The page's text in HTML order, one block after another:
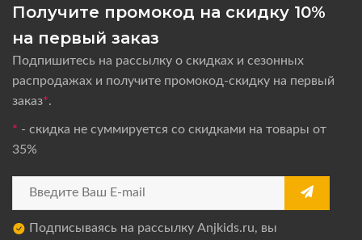
Получите промокод на скидку 10%
на первый заказ
Подпишитесь на рассылку о скидках и сезонных
распродажах и получите промокод-скидку на первый
заказ*.
* - скидка не суммируется со скидками на товары от
35%
Подписываясь на рассылку Anjkids.ru, вы